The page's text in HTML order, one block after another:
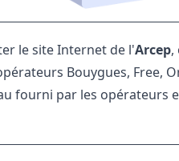
le site Internet de l'Arcep,
Bouygues, Free,
fourni par les opérateurs